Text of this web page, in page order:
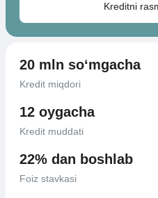
Kreditni
20 mln so‘mgacha
Kredit miqdori
12 oygacha
Kredit muddati
22% dan boshlab
Foiz stavkasi